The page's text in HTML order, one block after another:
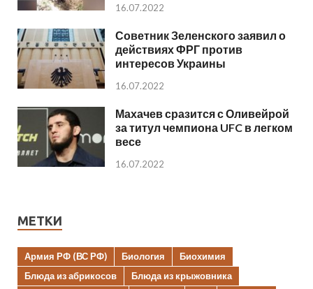
16.07.2022
Советник Зеленского заявил о
действиях ФРГ против
интересов Украины
16.07.2022
Махачев сразится с Оливейрой
за титул чемпиона UFC в легком
весе
16.07.2022
МЕТКИ
Армия РФ (ВС РФ) Биология
Биохимия
Блюда из абрикосов
Блюда из крыжовника